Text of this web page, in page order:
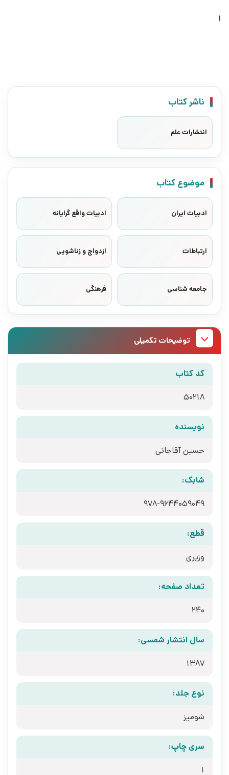
1
ناشر کتاب
انتشارات علم
موضوع کتاب
ادبیات ایران ادبیات واقع گرایانه
ارتباطات ازدواج و زناشویی
جامعه شناسی فرهنگی
توضیحات تکمیلی
کد کتاب
50218
نویسنده
حسین آقاجانی
شابک:
978-9644059049
قطع:
وزیری
تعداد صفحه:
240
سال انتشار شمسی:
1387
نوع جلد:
شومیز
سری چاپ:
1